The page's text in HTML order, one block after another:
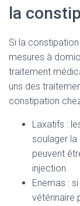
la
Si la
mesures à
traitement
uns des
constipation
Laxatifs :
soulager
peuvent
injection.
Enemas :
vétérinaire